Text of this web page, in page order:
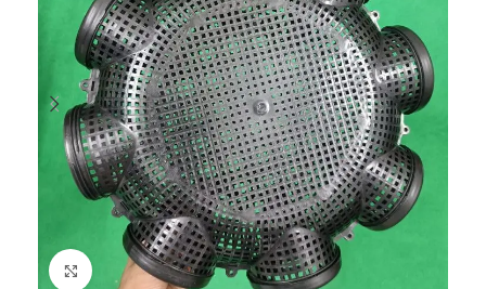
Click to enlarge